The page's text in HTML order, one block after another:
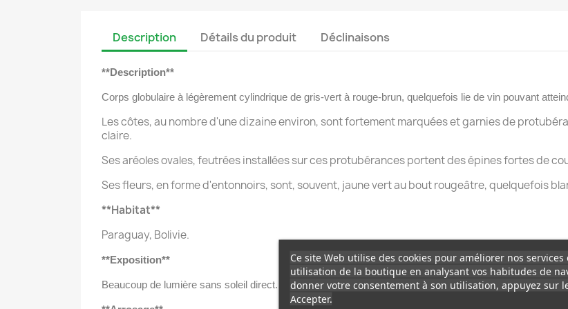
Description Détails du produit Déclinaisons
**Description**
Corps globulaire à légèrement cylindrique de gris-vert à rouge-brun, quelquefois lie de vin pouvant
Les côtes, au nombre d'une dizaine environ, sont fortement marquées et garnies de
claire.
Ses aréoles ovales, feutrées installées sur ces protubérances portent des épines fortes de
Ses fleurs, en forme d'entonnoirs, sont, souvent, jaune vert au bout rougeâtre, quelquefois
**Habitat**
Paraguay, Bolivie.
**Exposition**
Beaucoup de lumière sans soleil direct.
Ce site Web utilise des cookies pour améliorer nos services
utilisation de la boutique en analysant vos habitudes de
donner votre consentement à son utilisation, appuyez sur
Accepter.